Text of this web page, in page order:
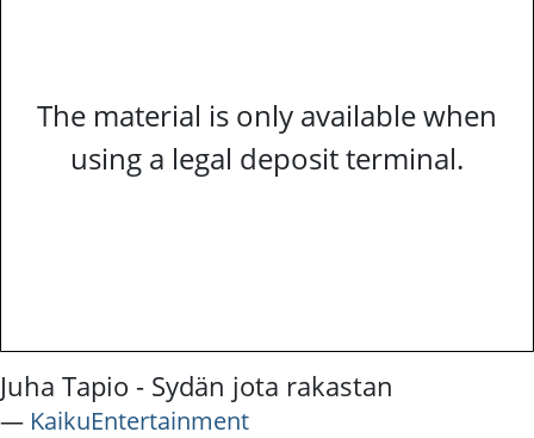
The material is only available when
using a legal deposit terminal.
Juha Tapio - Sydän jota rakastan
― KaikuEntertainment